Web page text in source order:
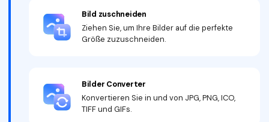
Bild zuschneiden
Ziehen Sie, um Ihre Bilder auf die perfekte
Größe zuzuschneiden.
Bilder Converter
Konvertieren Sie in und von JPG, PNG, ICO,
TIFF und GIFs.